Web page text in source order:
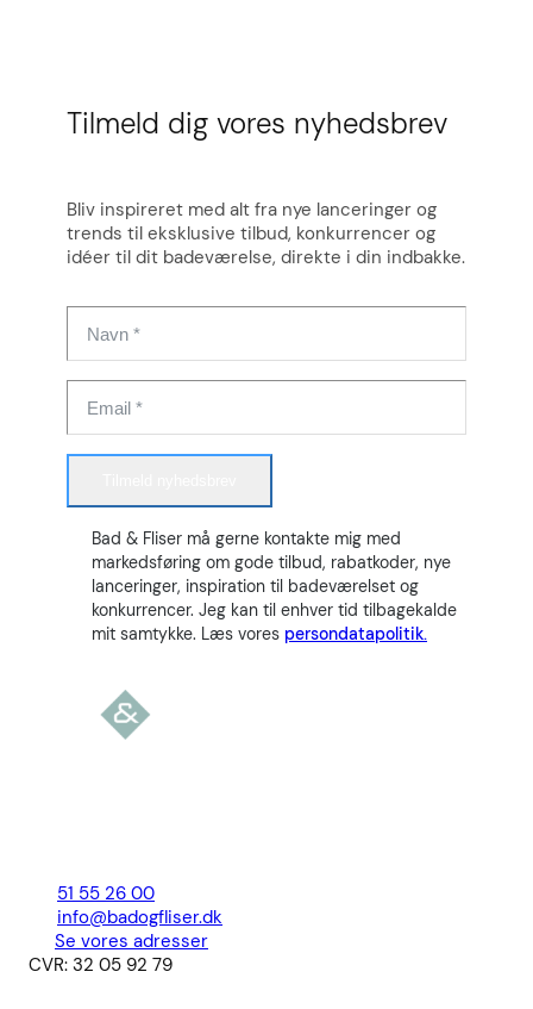
Tilmeld dig vores nyhedsbrev
Bliv inspireret med alt fra nye lanceringer og
trends til eksklusive tilbud, konkurrencer og
idéer til dit badeværelse, direkte i din indbakke.
Bad & Fliser må gerne kontakte mig med
markedsføring om gode tilbud, rabatkoder, nye
lanceringer, inspiration til badeværelset og
konkurrencer. Jeg kan til enhver tid tilbagekalde
mit samtykke. Læs vores persondatapolitik.
51 55 26 00
info@badogfliser.dk
Se vores adresser
CVR: 32 05 92 79